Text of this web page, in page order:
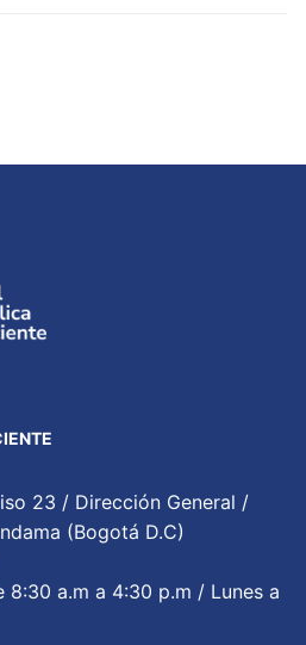
23 / Dirección General /
(Bogotá D.C)
8:30 a.m a 4:30 p.m / Lunes a